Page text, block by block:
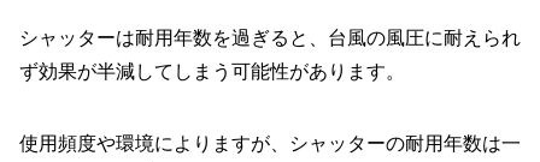
シャッターは耐用年数を過ぎると、台風の風圧に耐えられ
ず効果が半減してしまう可能性があります。
使用頻度や環境によりますが、シャッターの耐用年数は一